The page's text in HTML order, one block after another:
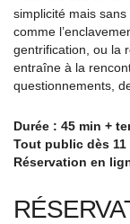
simplicité mais
comme
gentrification, ou la
entraîne à la
questionnements,
Durée : 45 min +
Tout public dès 11
Réservation en